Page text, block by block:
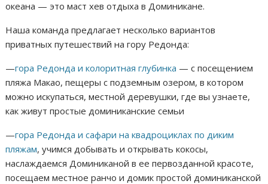
океана — это маст хев отдыха в Доминикане.
Наша команда предлагает несколько вариантов
приватных путешествий на гору Редонда:
—гора Редонда и колоритная глубинка — с посещением
пляжа Макао, пещеры с подземным озером, в котором
можно искупаться, местной деревушки, где вы узнаете,
как живут простые доминиканские семьи
—гора Редонда и сафари на квадроциклах по диким
пляжам, учимся добывать и открывать кокосы,
наслаждаемся Доминиканой в ее первозданной красоте,
посещаем местное ранчо и домик простой доминиканской